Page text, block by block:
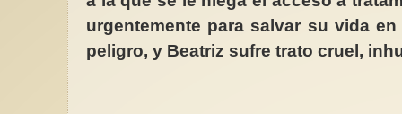
urgentemente para salvar su vida
peligro, y Beatriz sufre trato cruel,